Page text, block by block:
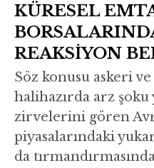
KÜRESEL
REAKSİYON
Söz konusu askeri
halihazırda arz
zirvelerini gören
piyasalarındaki
da